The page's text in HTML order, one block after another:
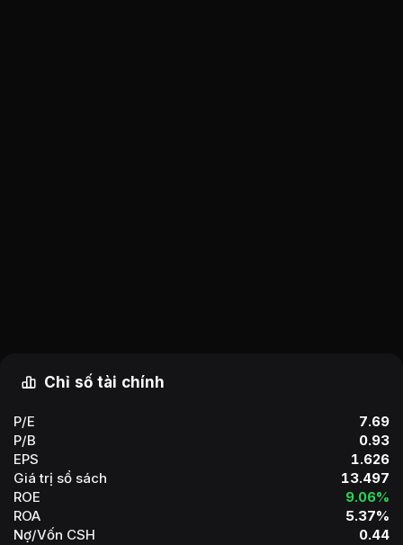
Chỉ số tài chính
P/E
7.69
P/B
0.93
EPS
1.626
Giá trị sổ sách
13.497
ROE
9.06%
ROA
5.37%
Nợ/Vốn CSH
0.44